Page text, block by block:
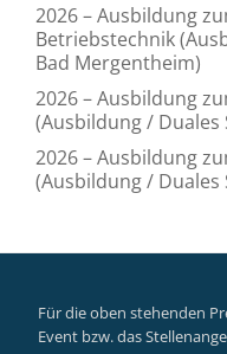
2026 – Ausbildung
Betriebstechnik
Bad Mergentheim)
2026 – Ausbildung
(Ausbildung /
2026 – Ausbildung
(Ausbildung /
Für die oben stehenden
Event bzw. das